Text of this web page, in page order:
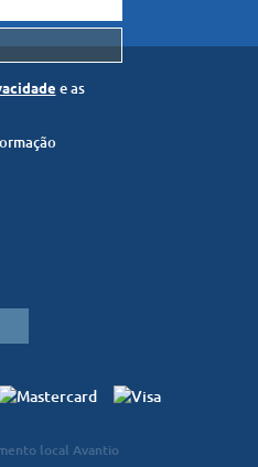
e as
local Avantio